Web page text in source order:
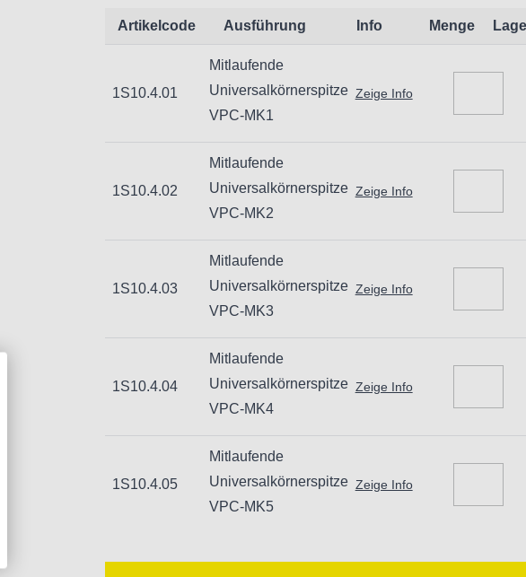
Handwerker geeignet.
Unsachgemäße Verwendung kann zu Schäden und
Importeur/Hersteller:
Hogetex/Kometex B.V., Gesinkkampstraat 1,7051 HR
Artikelcode Ausführung Info Menge
1S10.4.01
Mitlaufende
Universalkörnerspitze
VPC-MK1
Zeige Info
1S10.4.02
Mitlaufende
Universalkörnerspitze
VPC-MK2
Zeige Info
1S10.4.03
Mitlaufende
Universalkörnerspitze
VPC-MK3
Zeige Info
1S10.4.04
Mitlaufende
Universalkörnerspitze
VPC-MK4
Zeige Info
1S10.4.05
Mitlaufende
Universalkörnerspitze
VPC-MK5
Zeige Info